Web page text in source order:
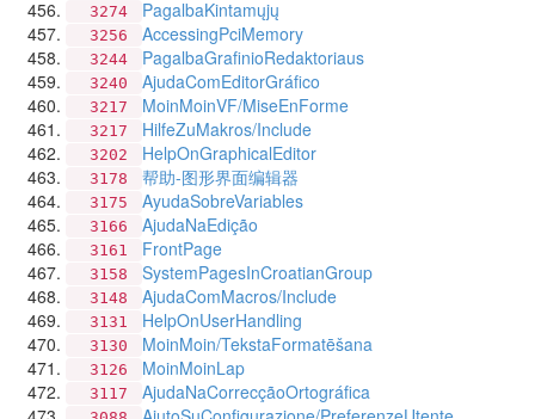
3274 PagalbaKintamųjų
3256 AccessingPciMemory
3244 PagalbaGrafinioRedaktoriaus
3240 AjudaComEditorGráfico
3217 MoinMoinVF/MiseEnForme
3217 HilfeZuMakros/Include
3202 HelpOnGraphicalEditor
3178 帮助-图形界面编辑器
3175 AyudaSobreVariables
3166 AjudaNaEdição
3161 FrontPage
3158 SystemPagesInCroatianGroup
3148 AjudaComMacros/Include
3131 HelpOnUserHandling
3130 MoinMoin/TekstaFormatēšana
3126 MoinMoinLap
3117 AjudaNaCorrecçãoOrtográfica